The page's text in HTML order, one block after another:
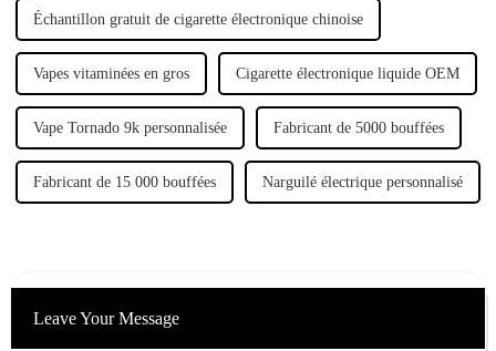
Échantillon gratuit de cigarette électronique chinoise
Vapes vitaminées en gros Cigarette électronique liquide OEM
Vape Tornado 9k personnalisée Fabricant de 5000 bouffées
Fabricant de 15 000 bouffées Narguilé électrique personnalisé
Leave Your Message